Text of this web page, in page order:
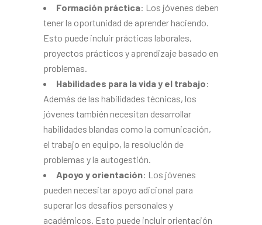
Formación práctica: Los jóvenes deben
tener la oportunidad de aprender haciendo.
Esto puede incluir prácticas laborales,
proyectos prácticos y aprendizaje basado en
problemas.
Habilidades para la vida y el trabajo:
Además de las habilidades técnicas, los
jóvenes también necesitan desarrollar
habilidades blandas como la comunicación,
el trabajo en equipo, la resolución de
problemas y la autogestión.
Apoyo y orientación: Los jóvenes
pueden necesitar apoyo adicional para
superar los desafíos personales y
académicos. Esto puede incluir orientación